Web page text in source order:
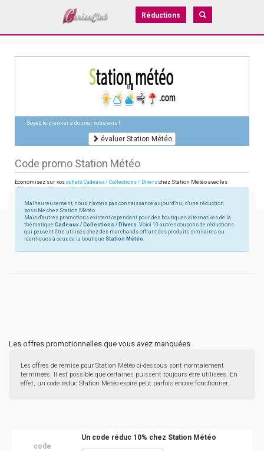
Réductions
Soyez le premier à donner votre avis !
évaluer Station Météo
Code promo Station Météo
Economisez sur vos achats Cadeaux / Collections / Divers chez Station Météo avec les
réductions en ligne utilisables sur stationmeteo.com
Malheureusement, nous n'avons pas connaissance aujourd'hui d'une réduction
possible chez Station Météo.
Mais d'autres promotions existent cependant pour des boutiques alternatives de la
thématique Cadeaux / Collections / Divers. Voici 10 autres coupons de réductions
qui peuvent être utilisés chez des marchands offrant des produits similaires ou
identiques à ceux de la boutique Station Météo.
Les offres promotionnelles que vous avez manquées
Les offres de remise pour Station Météo ci-dessous sont normalement
terminées. Il est possible que certaines puissent toujours être utilisées. En
effet, un code réduc Station Météo expiré peut parfois encore fonctionner.
code
Un code réduc 10% chez Station Météo